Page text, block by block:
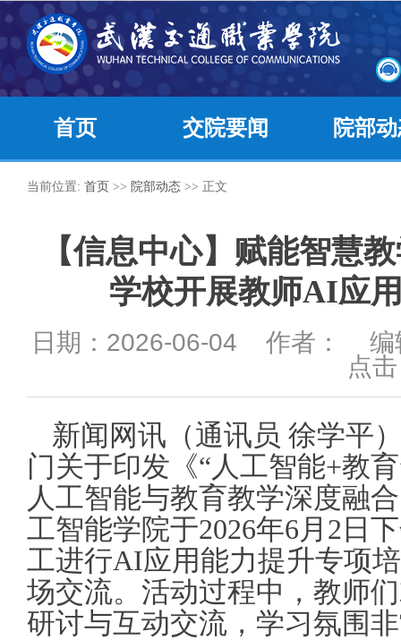
首页 交院要闻 院部
当前位置: 首页 >> 院部动态 >> 正文
【信息中心】赋能智
学校开展教师AI应
日期：2026-06-04 作者：
点击
新闻网讯（通讯员 徐学平
门关于印发《“人工智能+教
人工智能与教育教学深度融
工智能学院于2026年6月2日
工进行AI应用能力提升专项
场交流。活动过程中，教师
研讨与互动交流，学习氛围